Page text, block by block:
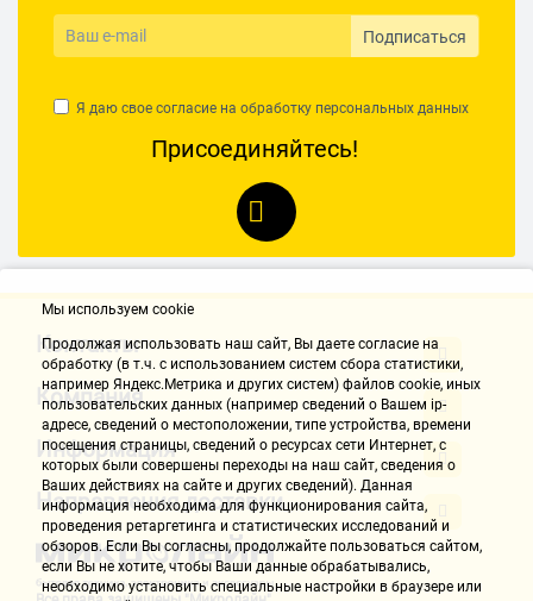
холодильником в одной комнате) Не прогадала (спасибо отзывам
на яндекс!). Когда только включила очень испугалась —
запуске. Дальше только тишина. Я очень довольна.
Достоинства:
2. Очень вместительный: полезный объем морозильной камеры
98л., холодильной - 213л.
3. Привлекательный дизайн
4. Недорогой
5. Энергетическая эффективность: класс А+
6. Можно поставить в угол и двери будут полностью открываться,
а ящики можно полностью выдвигать.
Недостатки:
1. Наличие высокочастотного звука.
При обращении в сервисный центр, менеджер предположил, что
это нормальная работа вентилятора. УЖАСНО! Я не могу уже
Подписаться
Я даю свое согласие на обработку персональных данных
Присоединяйтесь!
Контакты
Компания
Информация
Направления доставки
Мы используем cookie
Продолжая использовать наш cайт, Вы даете согласие на
обработку (в т.ч. с использованием систем сбора статистики,
например Яндекс.Метрика и других систем) файлов cookie, иных
пользовательских данных (например сведений о Вашем ip-
адресе, сведений о местоположении, типе устройства, времени
посещения страницы, сведений о ресурсах сети Интернет, с
которых были совершены переходы на наш сайт, сведения о
Ваших действиях на сайте и других сведений). Данная
информация необходима для функционирования сайта,
проведения ретаргетинга и статистических исследований и
обзоров. Если Вы согласны, продолжайте пользоваться сайтом,
если Вы не хотите, чтобы Ваши данные обрабатывались,
необходимо установить специальные настройки в браузере или